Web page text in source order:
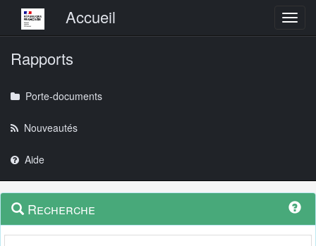
Menu principalAccueil
Rapports
Porte-documents
Nouveautés
Aide
Navigation
outils
Menu
contextuel
Recherche